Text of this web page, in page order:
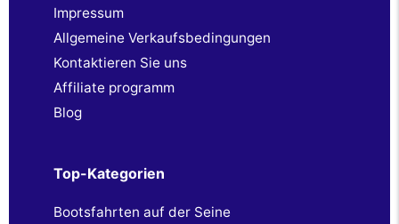
Impressum
Allgemeine Verkaufsbedingungen
Kontaktieren Sie uns
Affiliate programm
Blog
Top-Kategorien
Bootsfahrten auf der Seine